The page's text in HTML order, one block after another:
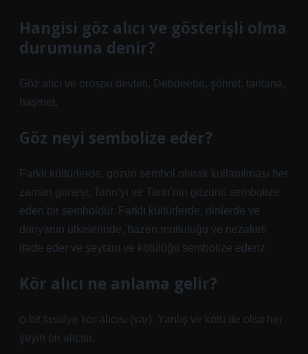
Hangisi göz alıcı ve gösterişli olma
durumuna denir?
Göz alıcı ve orospu devleti, Debdeebe, şöhret, tantana,
haşmet.
Göz neyi sembolize eder?
Farklı kültürlerde, gözün sembol olarak kullanılması her
zaman güneşi, Tanrı’yı ​​ve Tanrı’nın gözünü sembolize
eden bir semboldür. Farklı kültürlerde, dinlerde ve
dünyanın ülkelerinde, bazen mutluluğu ve nezaketi
ifade eder ve şeytanı ve kötülüğü sembolize ederiz.
Kör alıcı ne anlama gelir?
ѻ bit fasulye kör alıcısı (var): Yanlış ve kötü de olsa her
şeyin bir alıcısı.